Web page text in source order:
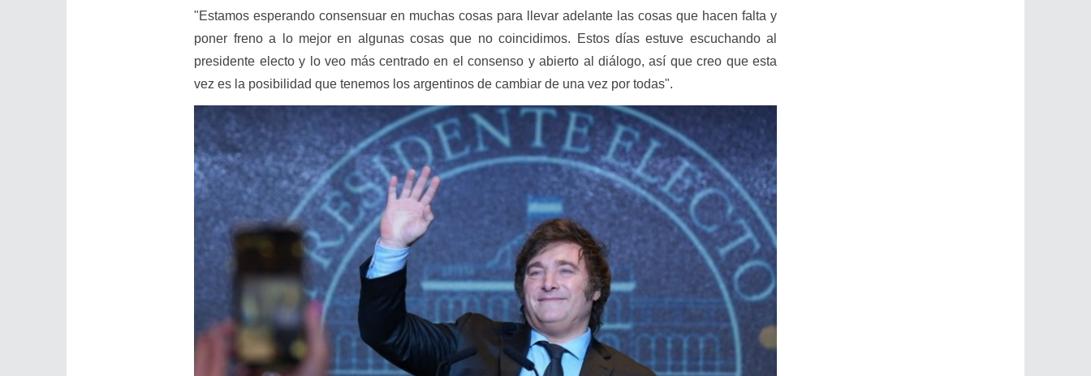
"Estamos esperando consensuar en muchas cosas para llevar adelante las cosas que hacen falta y
poner freno a lo mejor en algunas cosas que no coincidimos. Estos días estuve escuchando al
presidente electo y lo veo más centrado en el consenso y abierto al diálogo, así que creo que esta
vez es la posibilidad que tenemos los argentinos de cambiar de una vez por todas".